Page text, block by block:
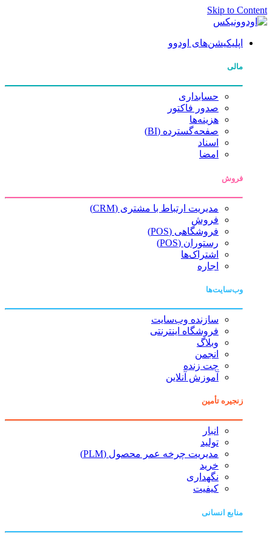
Skip to Content
اپلیکیشن‌های اودوو
مالی
حسابداری
صدور فاکتور
هزینه‌ها
صفحه‌گسترده (BI)
اسناد
امضا
فروش
مدیریت ارتباط با مشتری (CRM)
فروش
فروشگاهی (POS)
رستوران (POS)
اشتراک‌ها
اجاره
وب‌سایت‌ها
سازنده وب‌سایت
فروشگاه اینترنتی
وبلاگ
انجمن
چت زنده
آموزش آنلاین
زنجیره تأمین
انبار
تولید
مدیریت چرخه عمر محصول (PLM)
خرید
نگهداری
کیفیت
منابع انسانی